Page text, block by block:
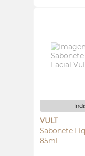
VULT
Sabonete
85ml